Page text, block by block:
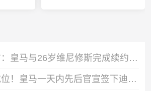
他留下！官方：皇马与26岁维尼修斯完成续约，新合同至2032年
左右边翼均就位！皇马一天内先后官宣签下迪奥曼德、续约维尼修斯